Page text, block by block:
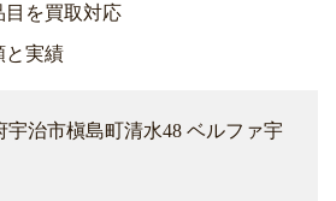
目を買取対応
と実績
宇治市槇島町清水48 ベルファ宇